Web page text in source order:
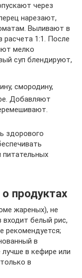
через
нарезают,
Выливают в
1:1. После
мелко
суп блендируют,
смородину,
Добавляют
здорового
продуктах
жареных), не
входит белый рис,
рекомендуется;
в
в кефире или
в